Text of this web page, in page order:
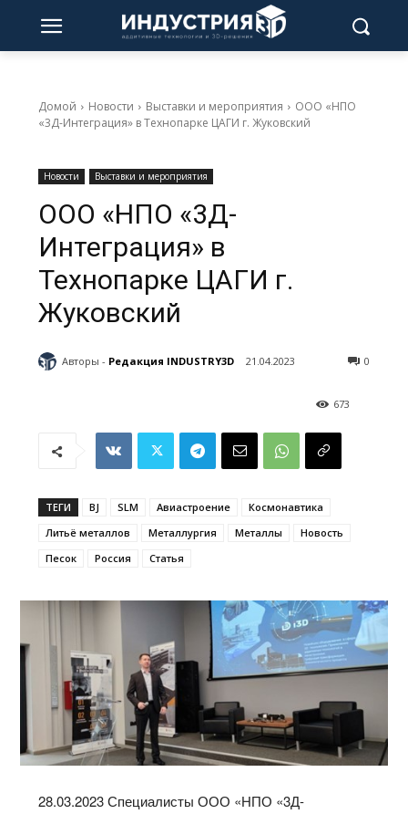
Домой Новости Выставки и мероприятия
ООО «НПО
«3Д-Интеграция» в Технопарке ЦАГИ г. Жуковский
Новости Выставки и мероприятия
ООО «НПО «3Д-
Интеграция» в
Технопарке ЦАГИ г.
Жуковский
Авторы - Редакция INDUSTRY3D 21.04.2023 0
673
ТЕГИ BJ SLM Авиастроение
Космонавтика
Литьё металлов
Металлургия Металлы
Новость
Песок
Россия Статья
28.03.2023 Специалисты ООО «НПО «3Д-